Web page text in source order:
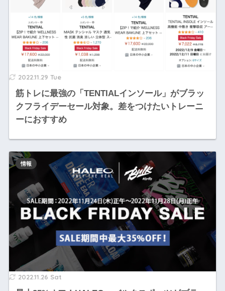
2022.11.29 Tue
筋トレに最強の「TENTIALインソール」がブラッ
クフライデーセール対象。差をつけたいトレーニ
ーにおすすめ
2022.11.26 Sat
情報